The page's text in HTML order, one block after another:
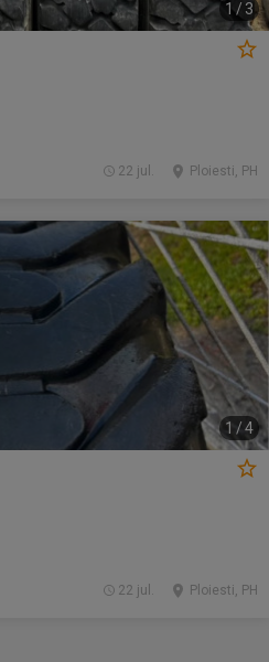
1 / 3
Ploiesti, PH
22 jul.
1 /4
Ploiesti, PH
22 jul.